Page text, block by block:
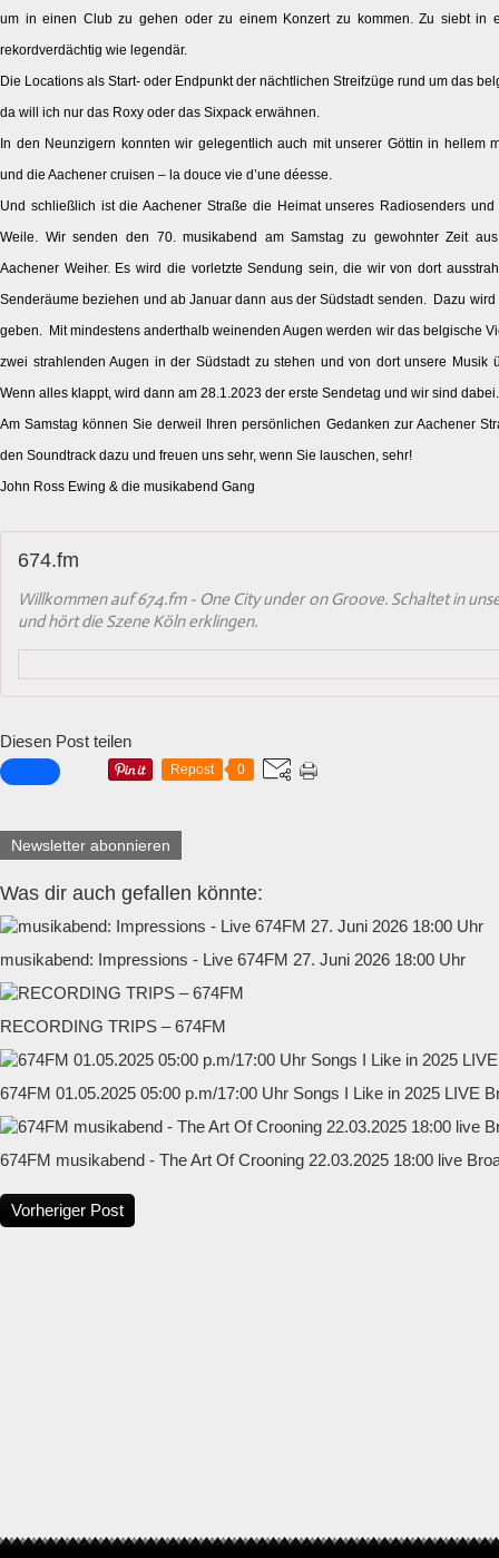
um in einen Club zu gehen oder zu einem Konzert zu kommen. Zu siebt in
rekordverdächtig wie legendär.
Die Locations als Start- oder Endpunkt der nächtlichen Streifzüge rund um das
da will ich nur das Roxy oder das Sixpack erwähnen.
In den Neunzigern konnten wir gelegentlich auch mit unserer Göttin in hellem
und die Aachener cruisen – la douce vie d’une déesse.
Und schließlich ist die Aachener Straße die Heimat unseres Radiosenders
Weile. Wir senden den 70. musikabend am Samstag zu gewohnter Zeit
Aachener Weiher. Es wird die vorletzte Sendung sein, die wir von dort
Senderäume beziehen und ab Januar dann aus der Südstadt senden. Dazu
geben. Mit mindestens anderthalb weinenden Augen werden wir das belgische
zwei strahlenden Augen in der Südstadt zu stehen und von dort unsere Musik
Wenn alles klappt, wird dann am 28.1.2023 der erste Sendetag und wir sind dabei.
Am Samstag können Sie derweil Ihren persönlichen Gedanken zur Aachener
den Soundtrack dazu und freuen uns sehr, wenn Sie lauschen, sehr!
John Ross Ewing & die musikabend Gang
674.fm
Willkommen auf 674.fm - One City under on Groove. Schaltet in
und hört die Szene Köln erklingen.
Diesen Post teilen
Repost 0
Newsletter abonnieren
Was dir auch gefallen könnte:
musikabend: Impressions - Live 674FM 27. Juni 2026 18:00 Uhr
RECORDING TRIPS – 674FM
674FM 01.05.2025 05:00 p.m/17:00 Uhr Songs I Like in 2025 LIVE
674FM musikabend - The Art Of Crooning 22.03.2025 18:00 live
Vorheriger Post